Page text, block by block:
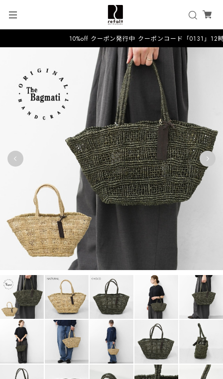
10%off クーポン発行中 クーポンコード「0131」12